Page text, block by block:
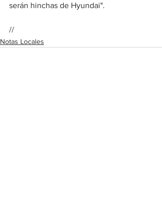
serán hinchas de Hyundai".
//
Notas Locales